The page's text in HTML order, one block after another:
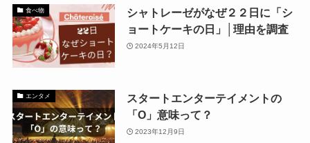
食べ物
シャトレーゼがなぜ２２日に「シ
ョートケーキの日」│理由を調査
2024年5月12日
エンタメ
スタートエンターテイメントの
「O」意味って？
2023年12月9日